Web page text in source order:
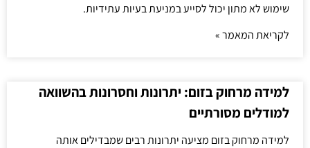
שימוש לא מתון יכול לסייע במניעת בעיות עתידיות.
לקריאת המאמר »
למידה מרחוק בזום: יתרונות וחסרונות בהשוואה
למודלים מסורתיים
למידה מרחוק בזום מציעה יתרונות רבים שמבדילים אותה